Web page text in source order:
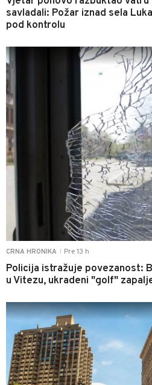
savladali: Požar iznad sela
pod kontrolu
CRNA HRONIKA Pre 13 h
Policija istražuje povezanost:
u Vitezu, ukradeni "golf"